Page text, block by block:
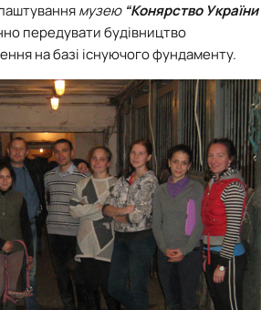
музею “Конярство
передувати будівництво
на базі існуючого фундаменту.